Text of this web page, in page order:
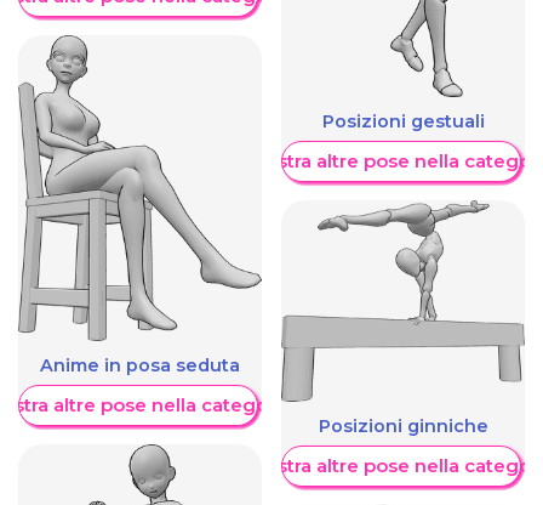
Anime in posa seduta
altre pose nella categoria
Posizioni gestuali
Mostra altre pose nella
Posizioni ginniche
Mostra altre pose nella